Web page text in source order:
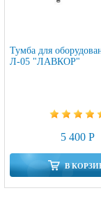
Тумба для
Л-05 "ЛАВКОР"
5 400 Р
В